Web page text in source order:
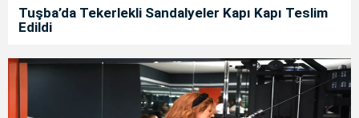
Tuşba’da Tekerlekli Sandalyeler Kapı Kapı Teslim
Edildi